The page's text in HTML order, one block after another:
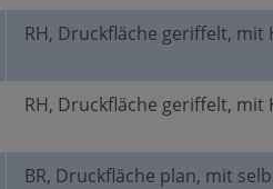
RH, Druckfläche geriffelt,
RH, Druckfläche geriffelt,
BR, Druckfläche plan, mit